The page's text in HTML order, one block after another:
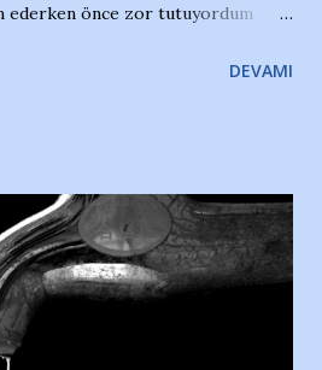
ederken önce zor tutuyordum
ancak…Kendisinin web
1964 Adana Yüzme
kara kuru bir kız çocuğu
Adana Demirspor Kulübü
Küçük kız etrafına bakıyor.
Nesrin, Adana Demirspor’un 4
DEVAMI